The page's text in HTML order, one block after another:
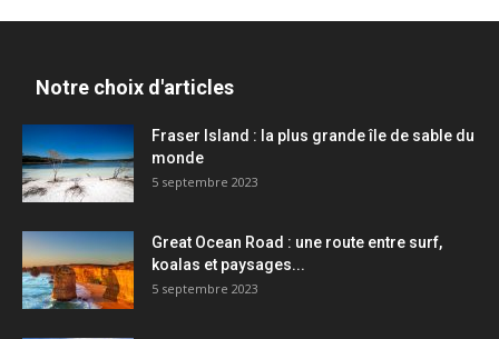
Notre choix d'articles
Fraser Island : la plus grande île de sable du
monde
5 septembre 2023
Great Ocean Road : une route entre surf,
koalas et paysages...
5 septembre 2023